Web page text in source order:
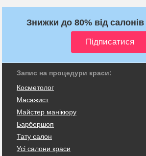
Знижки до 80% від салонів
Запис на процедури краси:
Косметолог
Масажист
Майстер манікюру
Барбершоп
Тату салон
Усі салони краси